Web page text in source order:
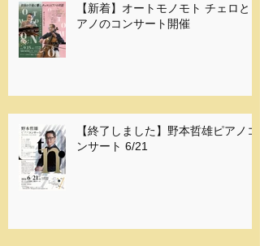
【新着】オートモノモト チェロとピ
アノのコンサート開催
【終了しました】野本哲雄ピアノコ
ンサート 6/21